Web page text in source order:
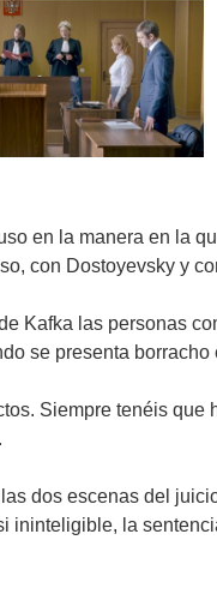
en la manera en la
con Dostoyevsky y
Kafka las personas
se presenta borracho
Siempre tenéis
dos escenas del
ininteligible, la